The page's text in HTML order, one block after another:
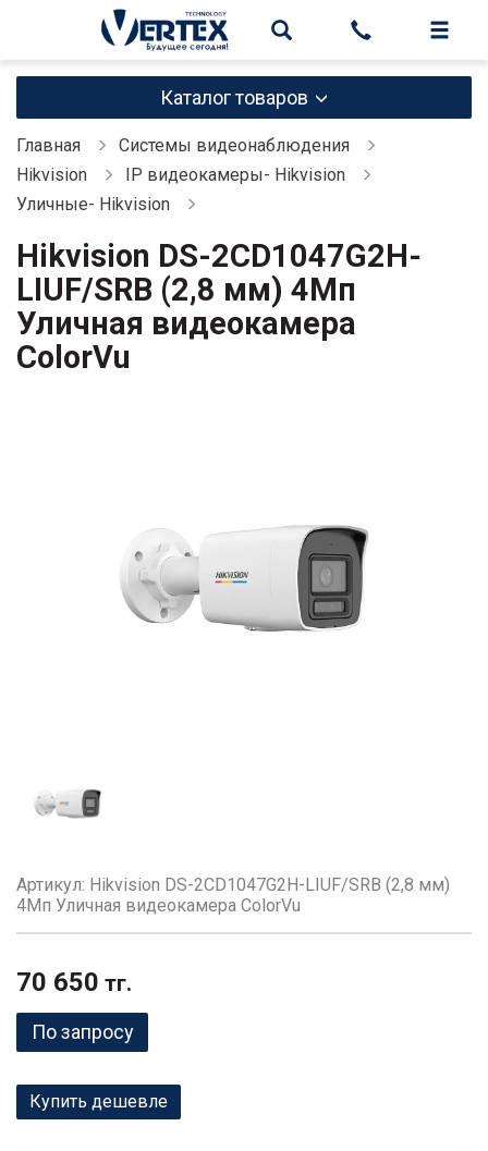
Каталог товаров
Главная
Системы видеонаблюдения
Hikvision
IP видеокамеры- Hikvision
Уличные- Hikvision
Hikvision DS-2CD1047G2H-
LIUF/SRB (2,8 мм) 4Мп
Уличная видеокамера
ColorVu
Артикул: Hikvision DS-2CD1047G2H-LIUF/SRB (2,8 мм)
4Мп Уличная видеокамера ColorVu
70 650 тг.
По запросу
Купить дешевле